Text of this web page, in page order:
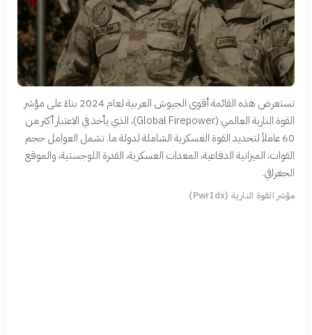
تستعرض هذه القائمة أقوى الجيوش العربية لعام 2024 بناءً على مؤشر
القوة النارية العالمي (Global Firepower)، الذي يأخذ في الاعتبار أكثر من
60 عاملاً لتحديد القوة العسكرية الشاملة لدولة ما. تشمل العوامل حجم
القوات، الميزانية الدفاعية، المعدات العسكرية، القدرة اللوجستية، والموقع
الجغرافي.
مؤشر القوة النارية (PwrIdx)